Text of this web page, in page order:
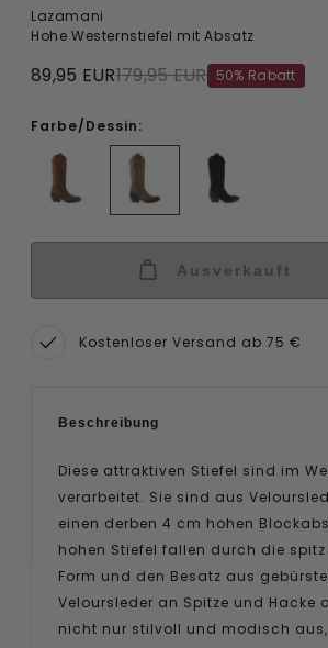
Lazamani
Hohe Westernstiefel mit Absatz
89,95 EUR179,95 EUR 50% Rabatt
Farbe/Dessin:
Ausverkauft
Kostenloser Versand ab 75 €
Beschreibung
Diese attraktiven Stiefel sind im
verarbeitet. Sie sind aus
einen derben 4 cm hohen
hohen Stiefel fallen durch die
Form und den Besatz aus
Veloursleder an Spitze und Hacke
nicht nur stilvoll und modisch